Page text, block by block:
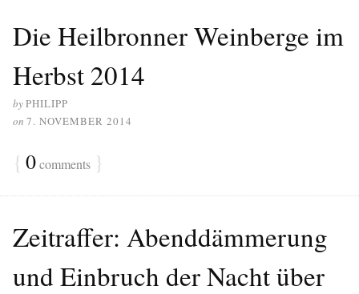
Die Heilbronner Weinberge im
Herbst 2014
byPHILIPP
on 7. NOVEMBER 2014
{ 0comments }
Zeitraffer: Abenddämmerung
und Einbruch der Nacht über